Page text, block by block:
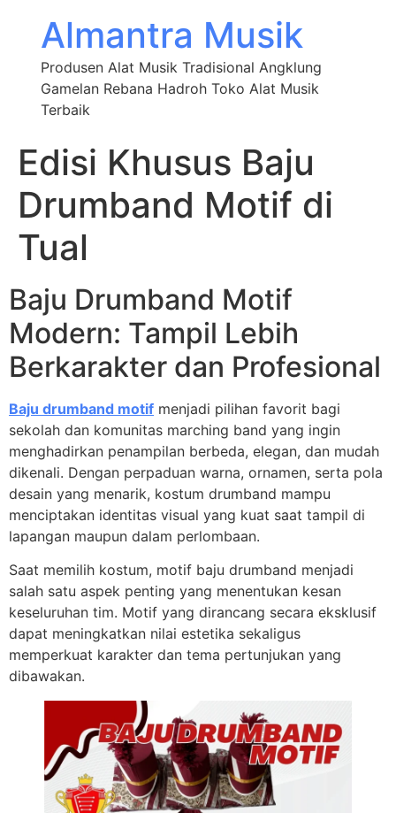
Almantra Musik
Produsen Alat Musik Tradisional Angklung
Gamelan Rebana Hadroh Toko Alat Musik
Terbaik
Edisi Khusus Baju
Drumband Motif di
Tual
Baju Drumband Motif
Modern: Tampil Lebih
Berkarakter dan Profesional
Baju drumband motif menjadi pilihan favorit bagi
sekolah dan komunitas marching band yang ingin
menghadirkan penampilan berbeda, elegan, dan mudah
dikenali. Dengan perpaduan warna, ornamen, serta pola
desain yang menarik, kostum drumband mampu
menciptakan identitas visual yang kuat saat tampil di
lapangan maupun dalam perlombaan.
Saat memilih kostum, motif baju drumband menjadi
salah satu aspek penting yang menentukan kesan
keseluruhan tim. Motif yang dirancang secara eksklusif
dapat meningkatkan nilai estetika sekaligus
memperkuat karakter dan tema pertunjukan yang
dibawakan.